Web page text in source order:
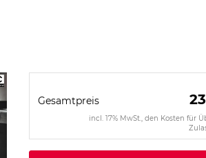
Gesamtpreis
incl. 17% MwSt., den Kosten für